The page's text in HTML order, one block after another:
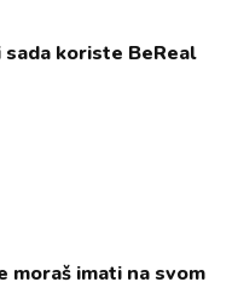
sada koriste BeReal
moraš imati na svom